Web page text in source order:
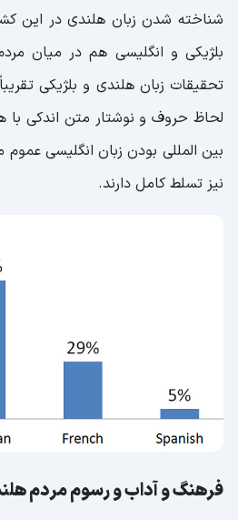
شناخته شدن زبان هلندی در این
بلژیکی و انگلیسی هم در میان
تحقیقات زبان هلندی و بلژیکی
لحاظ حروف و نوشتار متن اندکی با
بین المللی بودن زبان انگلیسی عموم
نیز تسلط کامل دارند.
فرهنگ و آداب و رسوم مردم